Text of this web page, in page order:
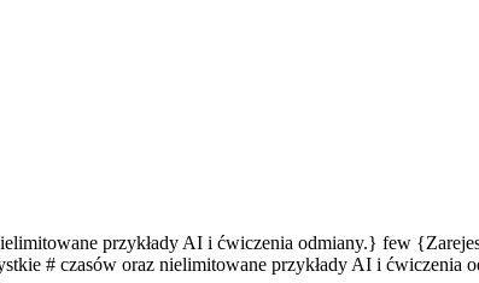
przykłady AI i ćwiczenia odmiany.} few
# czasów oraz nielimitowane przykłady AI i ćwiczenia